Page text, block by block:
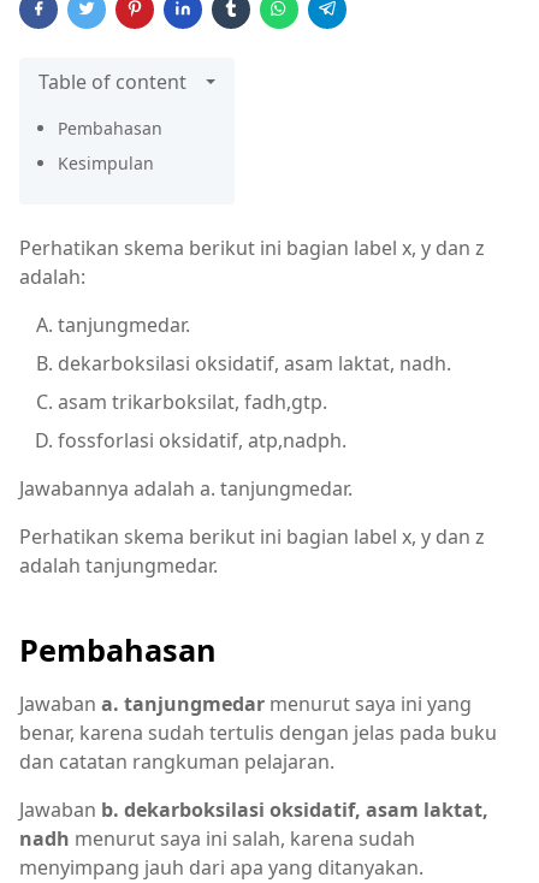
Table of content
Pembahasan
Kesimpulan
Perhatikan skema berikut ini bagian label x, y dan z
adalah:
tanjungmedar.
dekarboksilasi oksidatif, asam laktat, nadh.
asam trikarboksilat, fadh,gtp.
fossforlasi oksidatif, atp,nadph.
Jawabannya adalah a. tanjungmedar.
Perhatikan skema berikut ini bagian label x, y dan z
adalah tanjungmedar.
Pembahasan
Jawaban a. tanjungmedar menurut saya ini yang
benar, karena sudah tertulis dengan jelas pada buku
dan catatan rangkuman pelajaran.
Jawaban b. dekarboksilasi oksidatif, asam laktat,
nadh menurut saya ini salah, karena sudah
menyimpang jauh dari apa yang ditanyakan.